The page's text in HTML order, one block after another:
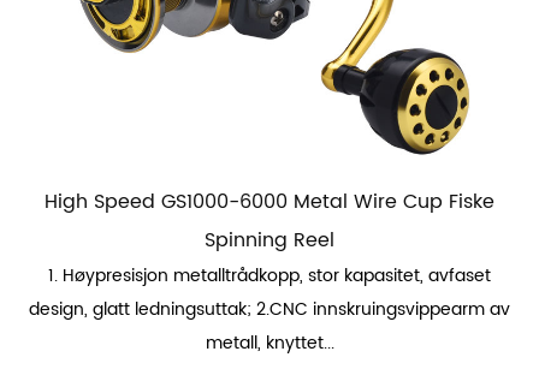
High Speed ​​GS1000-6000 Metal Wire Cup Fiske
Spinning Reel
1. Høypresisjon metalltrådkopp, stor kapasitet, avfaset
design, glatt ledningsuttak; 2.CNC innskruingsvippearm av
metall, knyttet...